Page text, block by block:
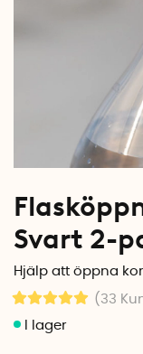
Svart 2-
Hjälp att öppna
(33